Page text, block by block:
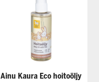
Ainu Kaura Eco hoitoöljy